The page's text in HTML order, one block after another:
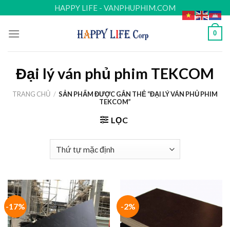
to
content
HAPPY LIFE - VANPHUPHIM.COM
0
Đại lý ván phủ phim TEKCOM
TRANG CHỦ / SẢN PHẨM ĐƯỢC GẮN THẺ “ĐẠI LÝ VÁN PHỦ PHIM
TEKCOM”
LỌC
-17% -2%